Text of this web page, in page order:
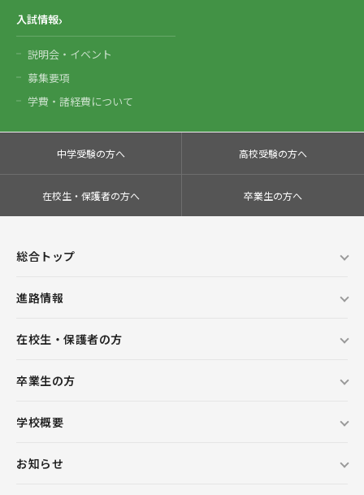
入試情報
説明会・イベント
募集要項
学費・諸経費について
中学受験の方へ 高校受験の方へ
在校生・保護者の方へ 卒業生の方へ
総合トップ
進路情報
在校生・保護者の方
卒業生の方
学校概要
お知らせ